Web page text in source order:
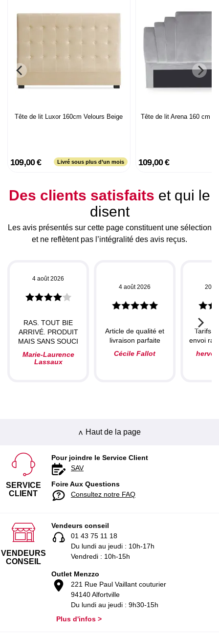
Tête de lit Luxor 160cm Velours Beige
109,00 € Livré sous plus d’un mois
Tête de lit Arena 160 cm
109,00 €
Des clients satisfaits et qui le
disent
Les avis présentés sur cette page constituent une sélection
et ne reflètent pas l’intégralité des avis reçus.
4 août 2026
RAS. TOUT BIE
ARRIVÉ. PRODUIT
MAIS SANS SOUCI
Marie-Laurence
Lassaux
4 août 2026
Article de qualité et
livraison parfaite
Cécile Fallot
20
Tarifs
envoi
herve
Haut de la page
SERVICE
CLIENT
Pour joindre le Service Client
SAV
Foire Aux Questions
Consultez notre FAQ
VENDEURS
CONSEIL
Vendeurs conseil
01 43 75 11 18
Du lundi au jeudi : 10h-17h
Vendredi : 10h-15h
Outlet Menzzo
221 Rue Paul Vaillant couturier
94140 Alfortville
Du lundi au jeudi : 9h30-15h
Plus d'infos >